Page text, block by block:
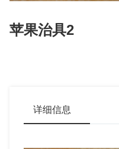
苹果治具2
详细信息